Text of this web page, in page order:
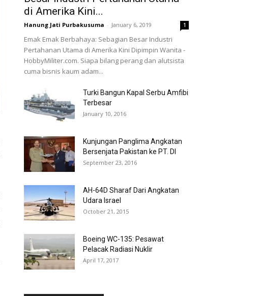
di Amerika Kini...
Hanung Jati Purbakusuma - January 6, 2019 1
Emak Emak Berbahaya: Sebagian Besar Industri
Pertahanan Utama di Amerika Kini Dipimpin Wanita -
HobbyMiliter.com. Siapa bilang perang dan alutsista
cuma bisnis kaum adam...
Turki Bangun Kapal Serbu Amfibi
Terbesar
January 10, 2016
Kunjungan Panglima Angkatan
Bersenjata Pakistan ke PT. DI
September 23, 2016
AH-64D Sharaf Dari Angkatan
Udara Israel
October 21, 2015
Boeing WC-135: Pesawat
Pelacak Radiasi Nuklir
April 17, 2017